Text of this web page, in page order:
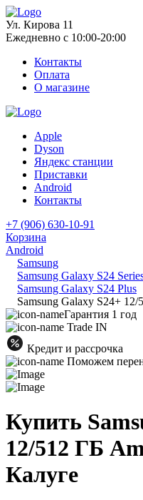
Ул. Кирова 11
Ежедневно с 10:00-20:00
Контакты
Оплата
О магазине
Apple
Dyson
Яндекс станции
Приставки
Android
Контакты
+7 (906) 630-10-91
Корзина
Android
Samsung
Samsung Galaxy S24
Samsung Galaxy S24 Plus
Samsung Galaxy S24+
Гарантия 1 год
Trade IN
Кредит и рассрочка
Поможем
Купить
12/512 ГБ
Калуге